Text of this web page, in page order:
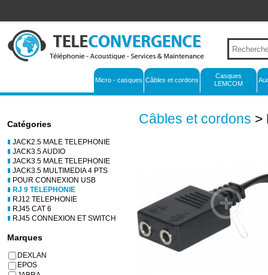
Micro - casques Câbles et cordons
Casques
LEMCOM
Catégories
JACK2.5 MALE TELEPHONIE
JACK3.5 AUDIO
JACK3.5 MALE TELEPHONIE
JACK3.5 MULTIMEDIA 4 PTS
POUR CONNEXION USB
RJ 9 TELEPHONIE
RJ12 TELEPHONIE
RJ45 CAT 6
RJ45 CONNEXION ET SWITCH
Marques
DEXLAN
EPOS
Câbles et cordons >